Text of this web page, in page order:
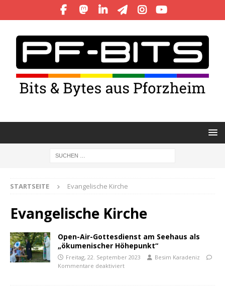
STARTSEITE Evangelische Kirche
Evangelische Kirche
Open-Air-Gottesdienst am Seehaus als
„ökumenischer Höhepunkt“
Freitag, 22. September 2023
Besim Karadeniz
Kommentare deaktiviert